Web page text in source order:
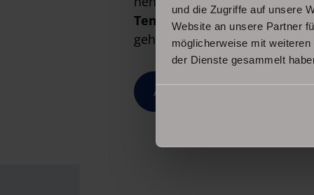
und die Zugriffe auf unsere
Website an unsere Partner
möglicherweise mit
der Dienste gesammelt
Tempo:Gewissenhaft
gehen bei uns Hand in Hand.
Anfrage senden